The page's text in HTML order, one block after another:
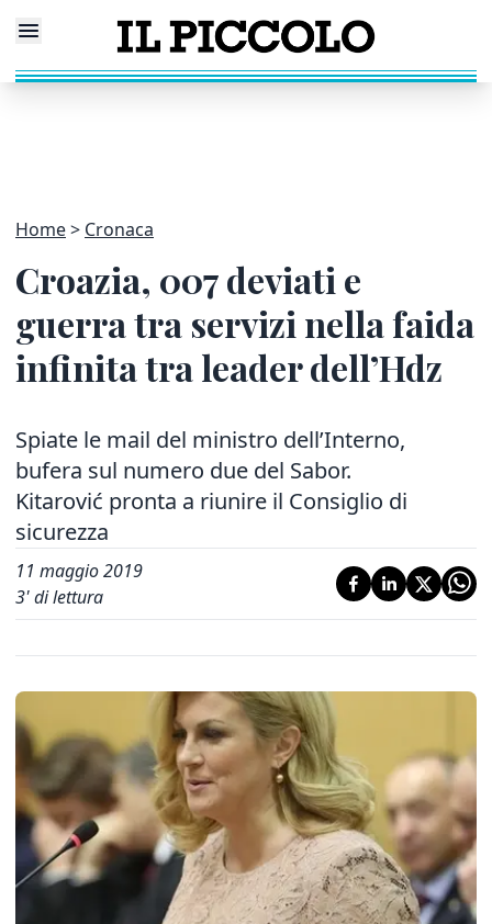
Home Cronaca
Croazia, 007 deviati e
guerra tra servizi nella faida
infinita tra leader dell’Hdz
Spiate le mail del ministro dell’Interno,
bufera sul numero due del Sabor.
Kitarović pronta a riunire il Consiglio di
sicurezza
11 maggio 2019
3' di lettura